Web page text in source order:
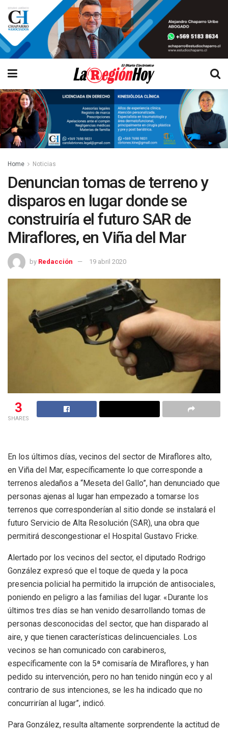
Home Noticias
Denuncian tomas de terreno y
disparos en lugar donde se
construiría el futuro SAR de
Miraflores, en Viña del Mar
by Redacción 19 abril 2020
3
SHARES
En los últimos días, vecinos del sector de Miraflores alto,
en Viña del Mar, específicamente lo que corresponde a
terrenos aledaños a “Meseta del Gallo”, han denunciado que
personas ajenas al lugar han empezado a tomarse los
terrenos que corresponderían al sitio donde se instalará el
futuro Servicio de Alta Resolución (SAR), una obra que
permitirá descongestionar el Hospital Gustavo Fricke.
Alertado por los vecinos del sector, el diputado Rodrigo
González expresó que el toque de queda y la poca
presencia policial ha permitido la irrupción de antisociales,
poniendo en peligro a las familias del lugar. «Durante los
últimos tres días se han venido desarrollando tomas de
personas desconocidas del sector, que han disparado al
aire, y que tienen características delincuenciales. Los
vecinos se han comunicado con carabineros,
específicamente con la 5ª comisaría de Miraflores, y han
pedido su intervención, pero no han tenido ningún eco y al
contrario de sus intenciones, se les ha indicado que no
concurrirían al lugar”, indicó.
Para González, resulta altamente sorprendente la actitud de